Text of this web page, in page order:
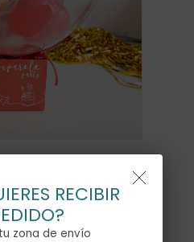
LOVE
RECIBIR
zona de envío